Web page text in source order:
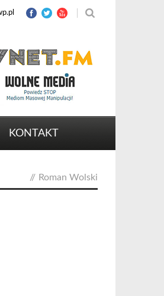
KONTAKT
// Roman Wolski